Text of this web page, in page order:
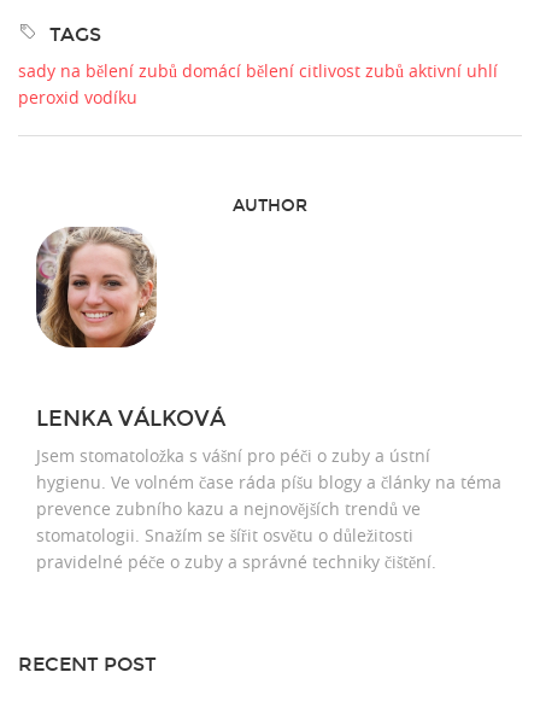
TAGS
sady na bělení zubů domácí bělení citlivost zubů aktivní uhlí
peroxid vodíku
AUTHOR
LENKA VÁLKOVÁ
Jsem stomatoložka s vášní pro péči o zuby a ústní
hygienu. Ve volném čase ráda píšu blogy a články na téma
prevence zubního kazu a nejnovějších trendů ve
stomatologii. Snažím se šířit osvětu o důležitosti
pravidelné péče o zuby a správné techniky čištění.
RECENT POST